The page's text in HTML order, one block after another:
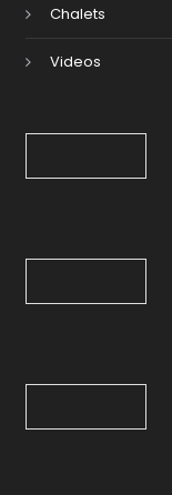
Chalets
Videos